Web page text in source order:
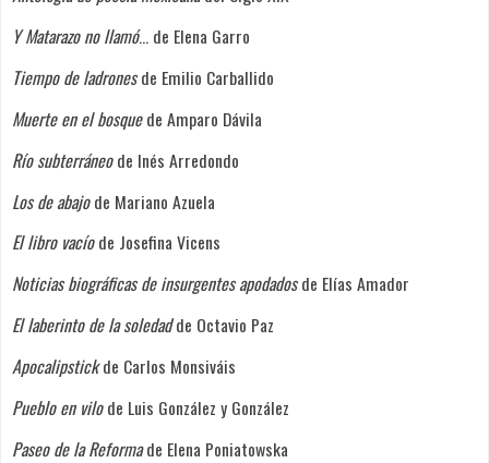
Y Matarazo no llamó... de Elena Garro
Tiempo de ladronesde Emilio Carballido
Muerte en el bosquede Amparo Dávila
Río subterráneode Inés Arredondo
Los de abajode Mariano Azuela
El libro vacíode Josefina Vicens
Noticias biográficas de insurgentes apodadosde Elías Amador
El laberinto de la soledadde Octavio Paz
Apocalipstickde Carlos Monsiváis
Pueblo en vilode Luis González y González
Paseo de la Reformade Elena Poniatowska